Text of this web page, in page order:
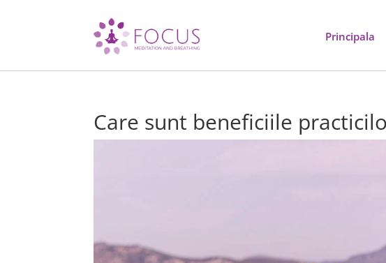
Principala
Care sunt beneficiile